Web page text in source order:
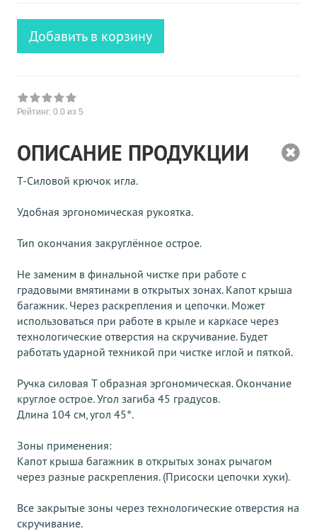
Добавить в корзину
Рейтинг: 0.0 из 5
ОПИСАНИЕ ПРОДУКЦИИ
Т-Силовой крючок игла.
Удобная эргономическая рукоятка.
Тип окончания закруглённое острое.
Не заменим в финальной чистке при работе с
градовыми вмятинами в открытых зонах. Капот крыша
багажник. Через раскрепления и цепочки. Может
использоваться при работе в крыле и каркасе через
технологические отверстия на скручивание. Будет
работать ударной техникой при чистке иглой и пяткой.
Ручка силовая T образная эргономическая. Окончание
круглое острое. Угол загиба 45 градусов.
Длина 104 см, угол 45°.
Зоны применения:
Капот крыша багажник в открытых зонах рычагом
через разные раскрепления. (Присоски цепочки хуки).
Все закрытые зоны через технологические отверстия на
скручивание.